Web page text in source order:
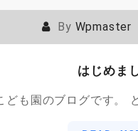
By Wpmaster
はじめま
ども園のブログです。